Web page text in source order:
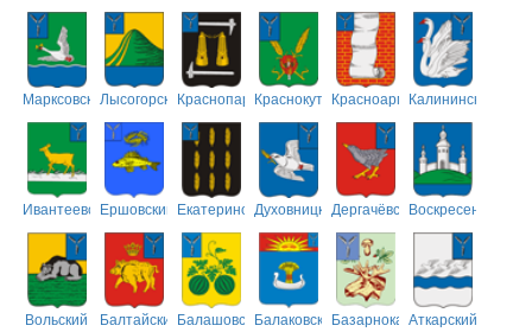
МарксовскийЛысогорскийКраснопартизанский
КраснокутскийКрасноармейский
Калининский
ИвантеевскийЕршовский ЕкатериновскийДуховницкийДергачёвскийВоскресенский
Вольский БалтайскийБалашовскийБалаковскийБазарнокарабулакский
Аткарский